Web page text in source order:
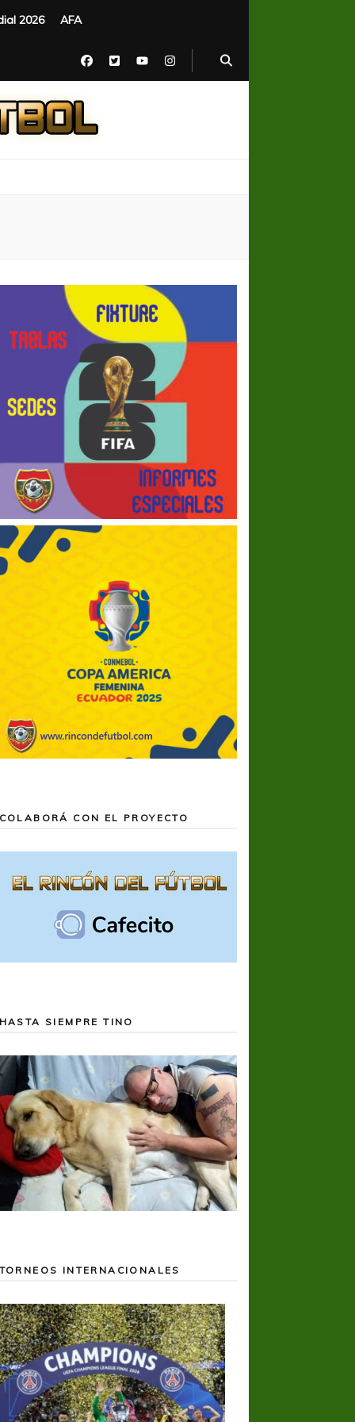
2026 AFA
COLABORÁ CON EL PROYECTO
HASTA SIEMPRE TINO
TORNEOS INTERNACIONALES